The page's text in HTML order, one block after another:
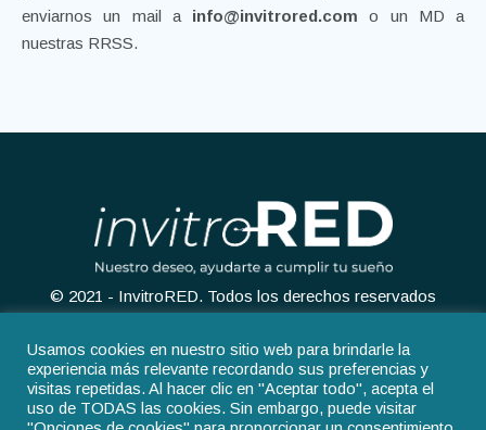
enviarnos un mail a info@invitrored.com o un MD a
nuestras RRSS.
© 2021 - InvitroRED. Todos los derechos reservados
Usamos cookies en nuestro sitio web para brindarle la
experiencia más relevante recordando sus preferencias y
visitas repetidas. Al hacer clic en "Aceptar todo", acepta el
uso de TODAS las cookies. Sin embargo, puede visitar